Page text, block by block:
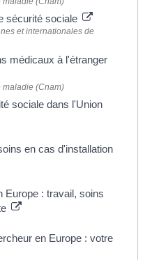
sécurité sociale
et internationales de
médicaux à l'étranger
maladie (Cnam)
sociale dans l'Union
en cas d'installation
Europe : travail, soins
en Europe : votre